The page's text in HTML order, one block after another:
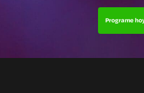
Programe